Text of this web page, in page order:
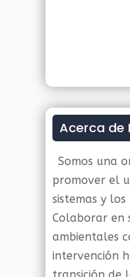
Acerca de
Somos una
promover el
sistemas y
Colaborar en
ambientales
intervención